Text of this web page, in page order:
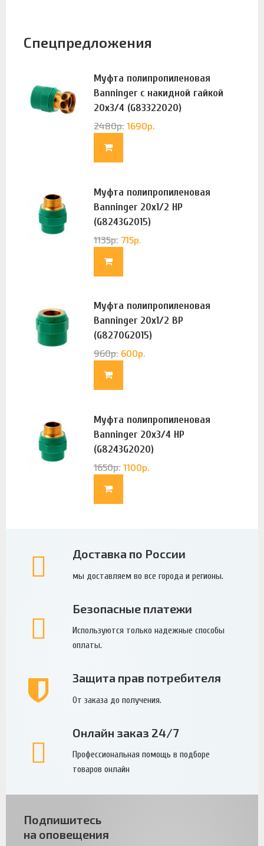
Спецпредложения
Муфта полипропиленовая
Banninger с накидной гайкой
20х3/4 (G83322020)
2480р. 1690р.
Муфта полипропиленовая
Banninger 20х1/2 НР
(G8243G2015)
1135р. 715р.
Муфта полипропиленовая
Banninger 20х1/2 ВР
(G8270G2015)
960р. 600р.
Муфта полипропиленовая
Banninger 20х3/4 НР
(G8243G2020)
1650р. 1100р.
Доставка по России
мы доставляем во все города и регионы.
Безопасные платежи
Используются только надежные способы
оплаты.
Защита прав потребителя
От заказа до получения.
Онлайн заказ 24/7
Профессиональная помощь в подборе
товаров онлайн
Подпишитесь
на оповещения